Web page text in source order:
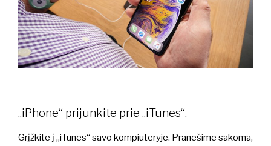
„iPhone“ prijunkite prie „iTunes“.
Grįžkite į „iTunes“ savo kompiuteryje. Pranešime sakoma,